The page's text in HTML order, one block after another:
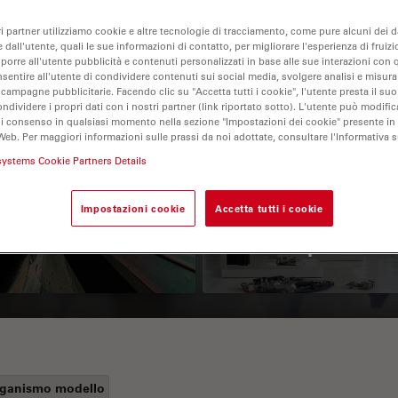
Polarization
Principle
Consider When
Selecting a Stereo
modello
partner utilizziamo cookie e altre tecnologie di tracciamento, come pure alcuni dei
dall'utente, quali le sue informazioni di contatto, per migliorare l'esperienza di
all'utente pubblicità e contenuti personalizzati in base alle sue interazioni con
all'utente di condividere contenuti sui social media, svolgere analisi e
pubblicitarie. Facendo clic su "Accetta tutti i cookie", l'utente presta il
i propri dati con i nostri partner (link riportato sotto). L'utente può
consenso in qualsiasi momento nella sezione "Impostazioni dei cookie" presente
Per maggiori informazioni sulle prassi da noi adottate, consultare l'Informativa
Cookie Partners Details
Impostazioni cookie Accetta tutti i cookie